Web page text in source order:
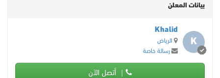
بيانات المعلن
K
Khalid
الرياض
رسالة خاصة
أتصل الآن